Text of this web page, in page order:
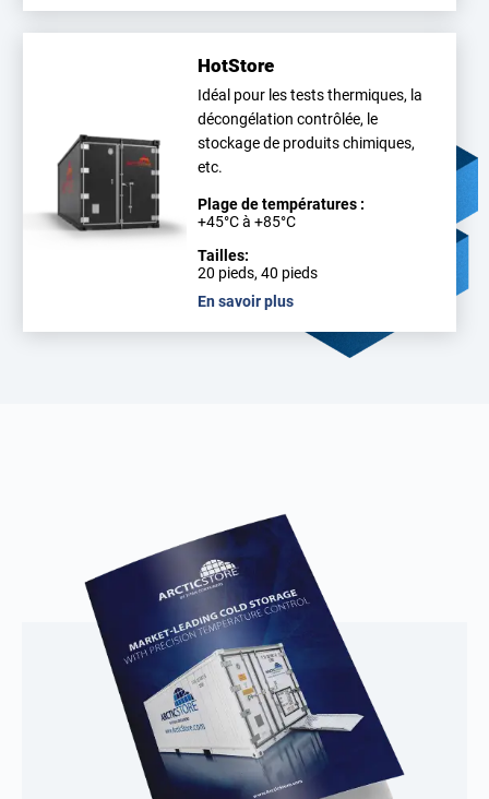
HotStore
Idéal pour les tests thermiques, la
décongélation contrôlée, le
stockage de produits chimiques,
etc.
Plage de températures :
+45°C à +85°C
Tailles:
20 pieds, 40 pieds
En savoir plus